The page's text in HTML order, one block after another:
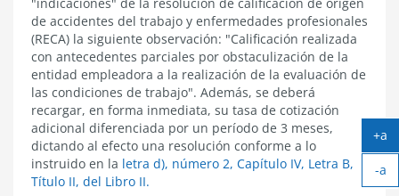
de accidentes del trabajo y enfermedades profesionales
(RECA) la siguiente observación: "Calificación realizada
con antecedentes parciales por obstaculización de la
entidad empleadora a la realización de la evaluación de
las condiciones de trabajo". Además, se deberá
recargar, en forma inmediata, su tasa de cotización
adicional diferenciada por un período de 3 meses,
dictando al efecto una resolución conforme a lo
instruido en la letra d), número 2, Capítulo IV, Letra B,
Título II, del Libro II.
+a
-a